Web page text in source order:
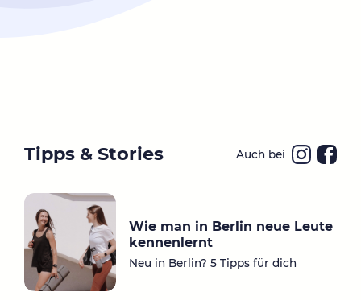
Tipps & Stories Auch bei
a
ok
Wie man in Berlin neue Leute
kennenlernt
Neu in Berlin? 5 Tipps für dich